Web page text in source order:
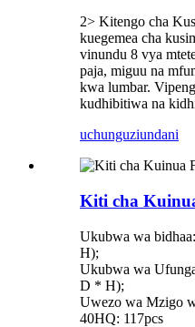
2> Kitengo cha
kuegemea cha
vinundu 8 vya
paja, miguu na
kwa lumbar.
kudhibitiwa na
uchunguziundani
Kiti cha
Ukubwa wa
H);
Ukubwa wa
D * H);
Uwezo wa Mzigo
40HQ: 117pcs